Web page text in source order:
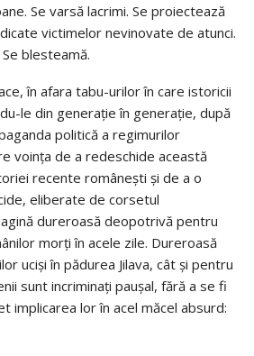
Se varsă lacrimi. Se proiectează
victimelor nevinovate de atunci.
blesteamă.
în afara tabu-urilor în care istoricii
le din generație în generație, după
politică a regimurilor
voinţa de a redeschide această
recente româneşti și de a o
eliberate de corsetul
dureroasă deopotrivă pentru
morţi în acele zile. Dureroasă
ucişi în pădurea Jilava, cât şi pentru
sunt incriminaţi paușal, fără a se fi
implicarea lor în acel măcel absurd: